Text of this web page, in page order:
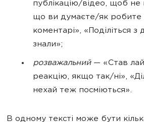
публікацію/відео, щоб не
що ви думаєте/як робите
коментарі», «Поділіться
знали»;
розважальний — «Став
реакцію, якщо так/ні»,
нехай теж посміються».
В одному тексті може бути